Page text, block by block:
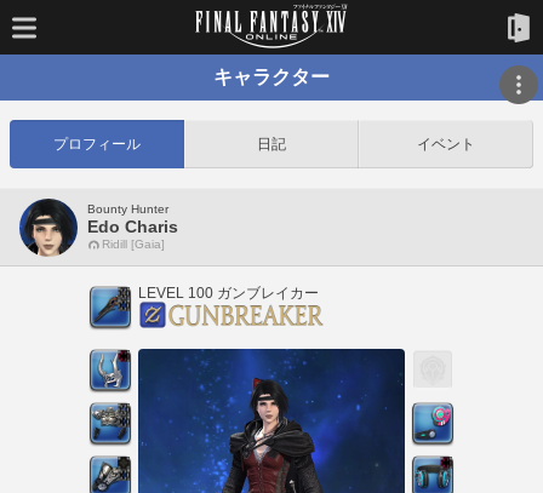
キャラクター
プロフィール 日記 イベント
Bounty Hunter
Edo Charis
Ridill [Gaia]
LEVEL 100 ガンブレイカー